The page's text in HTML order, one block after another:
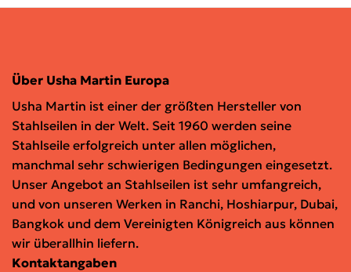
Über Usha Martin Europa
Usha Martin ist einer der größten Hersteller von
Stahlseilen in der Welt. Seit 1960 werden seine
Stahlseile erfolgreich unter allen möglichen,
manchmal sehr schwierigen Bedingungen eingesetzt.
Unser Angebot an Stahlseilen ist sehr umfangreich,
und von unseren Werken in Ranchi, Hoshiarpur, Dubai,
Bangkok und dem Vereinigten Königreich aus können
wir überallhin liefern.
Kontaktangaben